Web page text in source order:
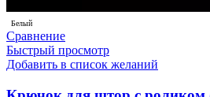
Белый
Сравнение
Быстрый просмотр
Добавить в список желаний